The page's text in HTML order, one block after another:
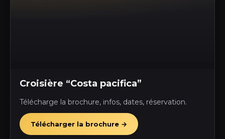
Croisière “Costa pacifica”
Télécharge la brochure, infos, dates, réservation.
Télécharger la brochure →